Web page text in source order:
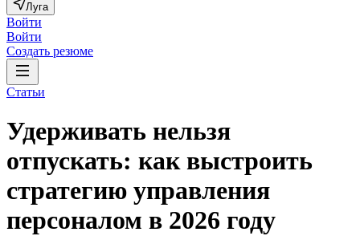
Луга
Войти
Войти
Создать резюме
Статьи
Удерживать нельзя
отпускать: как выстроить
стратегию управления
персоналом в 2026 году